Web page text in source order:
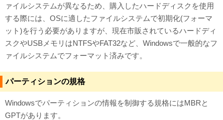
ァイルシステムが異なるため、購入したハードディスクを使用
する際には、OSに適したファイルシステムで初期化(フォーマ
ット)を行う必要がありますが、現在市販されているハードディ
スクやUSBメモリはNTFSやFAT32など、Windowsで一般的なフ
ァイルシステムでフォーマット済みです。
パーティションの規格
Windowsでパーティションの情報を制御する規格にはMBRと
GPTがあります。